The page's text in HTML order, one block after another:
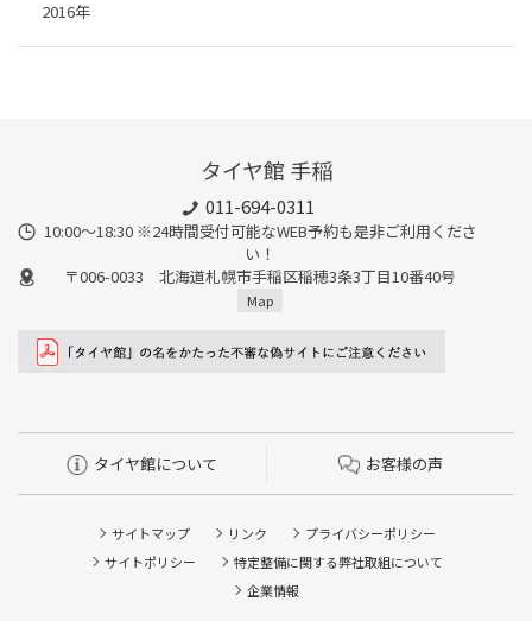
2016年
タイヤ館 手稲
011-694-0311
10:00～18:30 ※24時間受付可能なWEB予約も是非ご利用くださ
い！
〒006-0033 北海道札幌市手稲区稲穂3条3丁目10番40号
Map
タイヤ館について お客様の声
サイトマップ リンク
プライバシーポリシー
サイトポリシー
特定整備に関する弊社取組について
企業情報